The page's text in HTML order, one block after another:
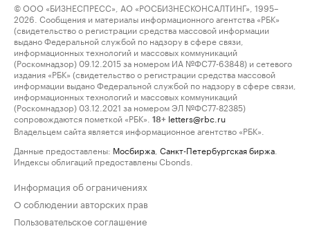
© ООО «БИЗНЕСПРЕСС», АО «РОСБИЗНЕСКОНСАЛТИНГ», 1995–
2026. Сообщения и материалы информационного агентства «РБК»
(свидетельство о регистрации средства массовой информации
выдано Федеральной службой по надзору в сфере связи,
информационных технологий и массовых коммуникаций
(Роскомнадзор) 09.12.2015 за номером ИА №ФС77-63848) и сетевого
издания «РБК» (свидетельство о регистрации средства массовой
информации выдано Федеральной службой по надзору в сфере связи,
информационных технологий и массовых коммуникаций
(Роскомнадзор) 03.12.2021 за номером ЭЛ №ФС77-82385)
сопровождаются пометкой «РБК».
18+ letters@rbc.ru
Владельцем сайта является информационное агентство «РБК».
Данные предоставлены: Мосбиржа Санкт-Петербургская биржа
Индексы облигаций предоставлены Cbonds.
Информация об ограничениях
О соблюдении авторских прав
Пользовательское соглашение